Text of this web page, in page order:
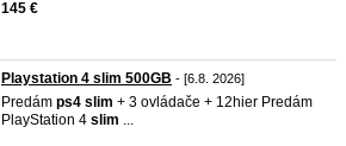
145 €
Playstation 4 slim 500GB - [6.8. 2026]
Predám ps4 slim + 3 ovládače + 12hier Predám
PlayStation 4 slim ...